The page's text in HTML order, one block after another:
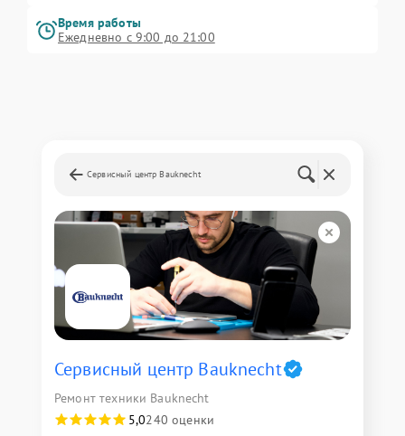
Время работы
Ежедневно с 9:00 до 21:00
Сервисный центр Bauknecht
Сервисный центр Bauknecht
Ремонт техники Bauknecht
5,0240 оценки